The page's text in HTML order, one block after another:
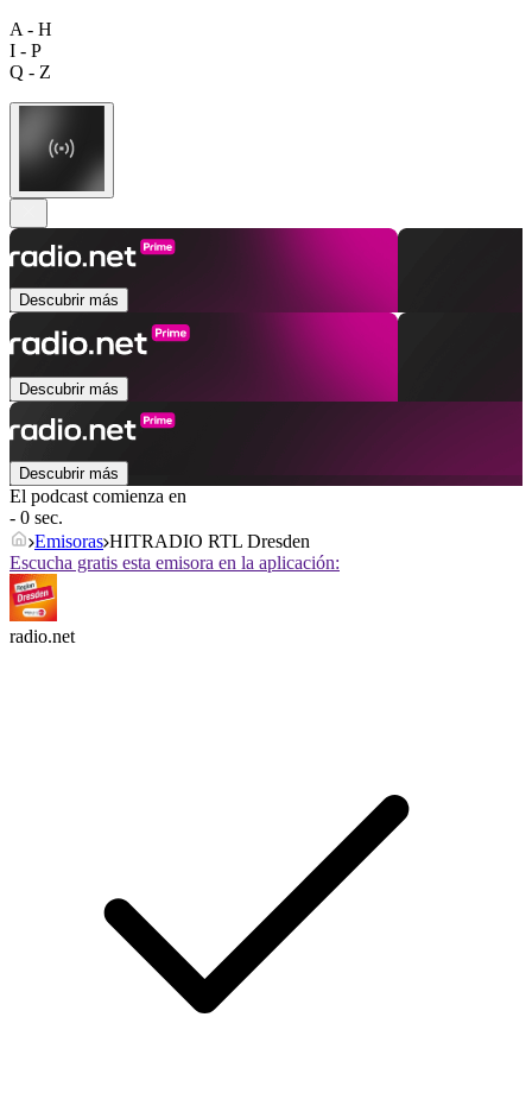
A - H
I - P
Q - Z
Descubrir más
Descubrir más
Descubrir más
El podcast comienza en
- 0 sec.
Emisoras HITRADIO RTL Dresden
Escucha gratis esta emisora en la aplicación:
radio.net